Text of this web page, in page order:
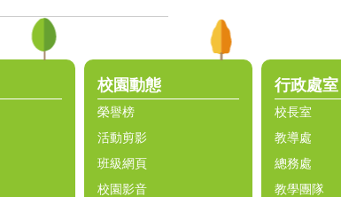
校園動態
榮譽榜
活動剪影
班級網頁
校園影音
行政處室
校長室
教導處
總務處
教學團隊